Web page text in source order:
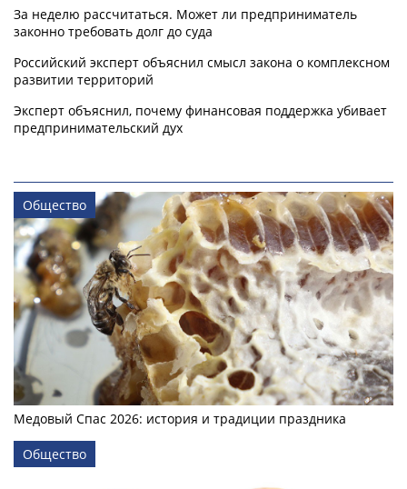
За неделю рассчитаться. Может ли предприниматель
законно требовать долг до суда
Российский эксперт объяснил смысл закона о комплексном
развитии территорий
Эксперт объяснил, почему финансовая поддержка убивает
предпринимательский дух
Общество
Медовый Спас 2026: история и традиции праздника
Общество